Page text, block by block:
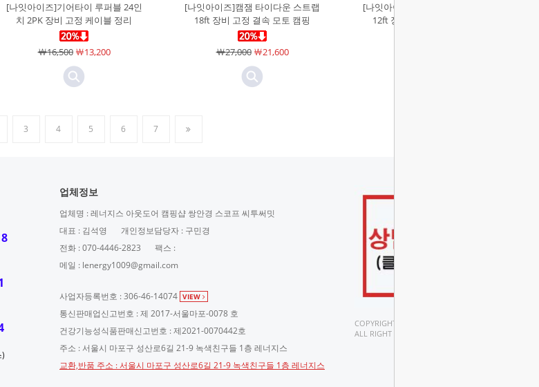
[나잇아이즈]기어타이 루퍼블 24인
치 2PK 장비 고정 케이블 정리
￦16,500￦13,200
[나잇아이즈]캠잼 타이다운 스트랩
18ft 장비 고정 결속 모토 캠핑
￦27,000￦21,600
[나잇아이즈]캠잼 타이다운 스트랩
12ft 장비 고정 결속 모토 캠핑
3 4 5 6 7
업체정보
업체명 : 레너지스 아웃도어 캠핑샵 쌍안경 스코프 씨투써밋
대표 : 김석영
개인정보담당자 : 구민경
전화 : 070-4446-2823
팩스 :
메일 : lenergy1009@gmail.com
사업자등록번호 : 306-46-14074 VIEW
통신판매업신고번호 : 제 2017-서울마포-0078 호
건강기능성식품판매신고번호 : 제2021-0070442호
주소 : 서울시 마포구 성산로6길 21-9 녹색친구들 1층 레너지스
교환,반품 주소 : 서울시 마포구 성산로6길 21-9 녹색친구들 1층 레너지스
COPYRIGHT(C).
ALL RIGHT RESERVED.